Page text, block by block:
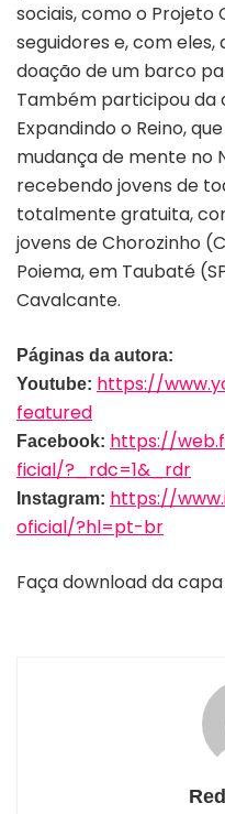
sociais, como o Projeto
seguidores e, com
doação de um barco
Também participou da
Expandindo o Reino,
mudança de mente no
recebendo jovens de
totalmente gratuita,
jovens de Chorozinho
Poiema, em Taubaté
Cavalcante.
Páginas da autora:
Youtube: https://
featured
Facebook: https://
ficial/?_rdc=1&_rdr
Instagram: https://
oficial/?hl=pt-br
Faça download da